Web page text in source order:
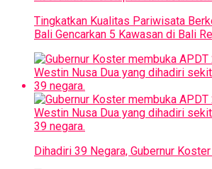
Tingkatkan Kualitas Pariwisata
Bali Gencarkan 5 Kawasan di Bali
Dihadiri 39 Negara, Gubernur